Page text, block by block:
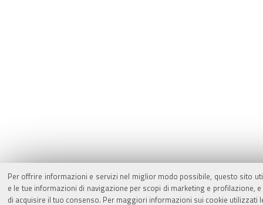
Per offrire informazioni e servizi nel miglior modo possibile, questo sito
e le tue informazioni di navigazione per scopi di marketing e
di acquisire il tuo consenso. Per maggiori informazioni sui cookie utilizzati